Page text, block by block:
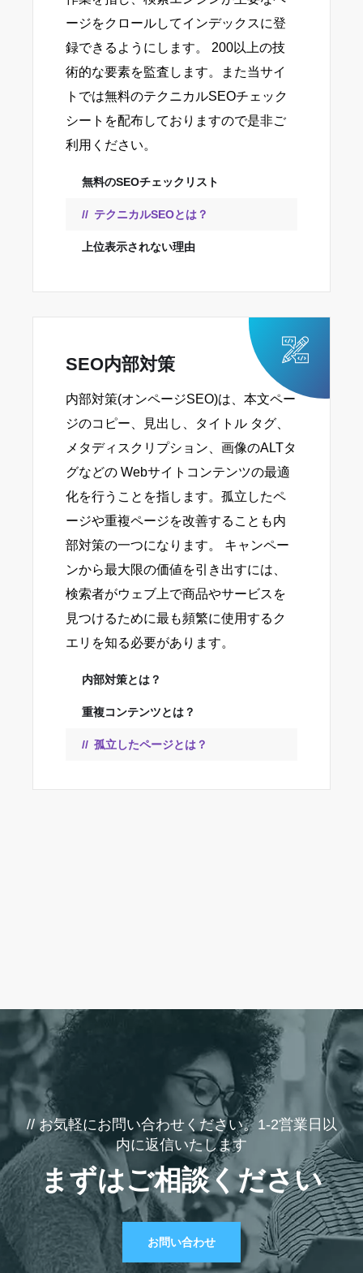
ージをクロールしてインデックスに登
録できるようにします。 200以上の技
術的な要素を監査します。また当サイ
トでは無料のテクニカルSEOチェック
シートを配布しておりますので是非ご
利用ください。
無料のSEOチェックリスト
テクニカルSEOとは？
上位表示されない理由
SEO内部対策
内部対策(オンページSEO)は、本文ペー
ジのコピー、見出し、タイトル タグ、
メタディスクリプション、画像のALTタ
グなどの Webサイトコンテンツの最適
化を行うことを指します。孤立したペ
ージや重複ページを改善することも内
部対策の一つになります。 キャンペー
ンから最大限の価値を引き出すには、
検索者がウェブ上で商品やサービスを
見つけるために最も頻繁に使用するク
エリを知る必要があります。
内部対策とは？
重複コンテンツとは？
孤立したページとは？
// お気軽にお問い合わせください。1-2営業日以
内に返信いたします
まずはご相談ください
お問い合わせ